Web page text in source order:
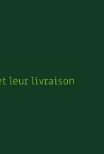
leur livraison